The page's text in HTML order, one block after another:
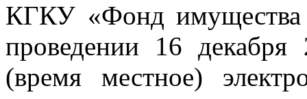
КГКУ «Фонд имущества
проведении 16
(время местное)